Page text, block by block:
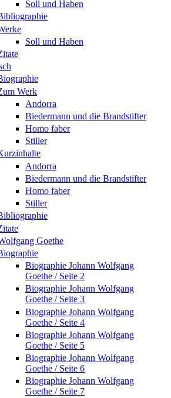
Soll und Haben
Soll und Haben
Werk
Andorra
Biedermann und die Brandstifter
Homo faber
Stiller
Andorra
Biedermann und die Brandstifter
Homo faber
Stiller
Goethe
Biographie Johann Wolfgang
Goethe / Seite 2
Biographie Johann Wolfgang
Goethe / Seite 3
Biographie Johann Wolfgang
Goethe / Seite 4
Biographie Johann Wolfgang
Goethe / Seite 5
Biographie Johann Wolfgang
Goethe / Seite 6
Biographie Johann Wolfgang
Goethe / Seite 7